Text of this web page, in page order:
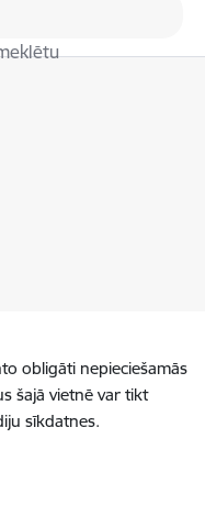
obligāti nepieciešamās
šajā vietnē var tikt
sīkdatnes.